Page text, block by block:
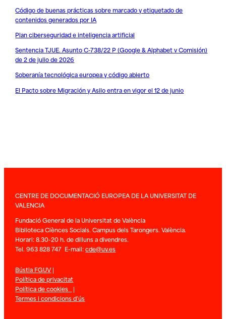
Código de buenas prácticas sobre marcado y etiquetado de
contenidos generados por IA
Plan ciberseguridad e inteligencia artificial
Sentencia TJUE. Asunto C-738/22 P (Google & Alphabet v Comisión)
de 2 de julio de 2026
Soberanía tecnológica europea y código abierto
El Pacto sobre Migración y Asilo entra en vigor el 12 de junio
CENTRE DE DOCUMENTACIÓ EUROPEA DE LA UNIVERSITAT DE
VALENCIA
Fundació General de la Universitat de València
Biblioteca Ciènces Socials. Campus dels Tarongers. València.
Horari: 8.30-20 h. de dilluns a divendres.
Tel. 963 828 747 E-mail:cde@uv.es
Bústia FGUV|
Política de privacitat
Política de cookies |
Termes i condicions d’ús